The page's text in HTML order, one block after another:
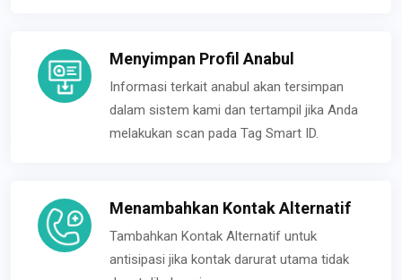
Menyimpan Profil Anabul
Informasi terkait anabul akan tersimpan
dalam sistem kami dan tertampil jika Anda
melakukan scan pada Tag Smart ID.
Menambahkan Kontak Alternatif
Tambahkan Kontak Alternatif untuk
antisipasi jika kontak darurat utama tidak